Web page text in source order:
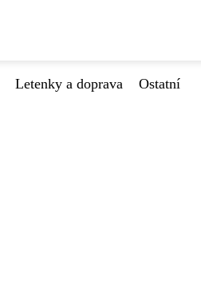
Letenky a doprava
Ostatní